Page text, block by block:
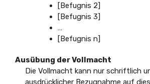
[Befugnis 2]
[Befugnis 3]
…
[Befugnis n]
Ausübung der Vollmacht
Die Vollmacht kann nur schriftlich
ausdrücklicher Bezugnahme auf